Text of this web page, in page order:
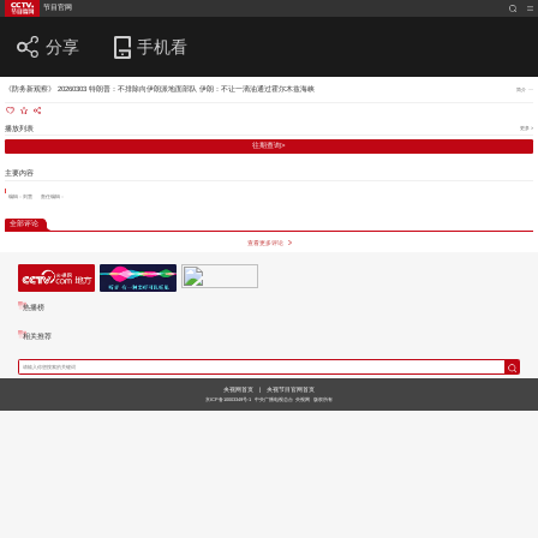
节目官网
分享 手机看
《防务新观察》 20260303 特朗普：不排除向伊朗派地面部队 伊朗：不让一滴油通过霍尔木兹海峡 简介
播放列表 更多 >
往期查询>
主要内容
编辑：刘慧 责任编辑：
全部评论
查看更多评论
热播榜
相关推荐
央视网首页 | 央视节目官网首页
京ICP备10003349号-1 中央广播电视总台 央视网 版权所有